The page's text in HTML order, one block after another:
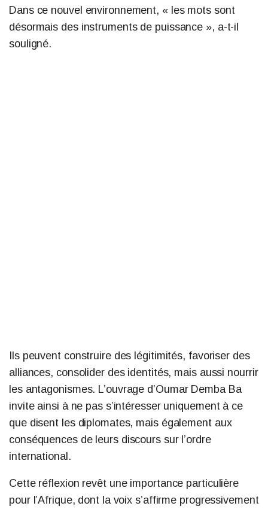
Dans ce nouvel environnement, « les mots sont
désormais des instruments de puissance », a-t-il
souligné.
Ils peuvent construire des légitimités, favoriser des
alliances, consolider des identités, mais aussi nourrir
les antagonismes. L’ouvrage d’Oumar Demba Ba
invite ainsi à ne pas s’intéresser uniquement à ce
que disent les diplomates, mais également aux
conséquences de leurs discours sur l’ordre
international.
Cette réflexion revêt une importance particulière
pour l’Afrique, dont la voix s’affirme progressivement